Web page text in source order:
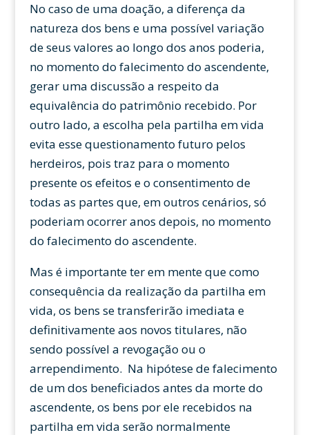
No caso de uma doação, a diferença da
natureza dos bens e uma possível variação
de seus valores ao longo dos anos poderia,
no momento do falecimento do ascendente,
gerar uma discussão a respeito da
equivalência do patrimônio recebido. Por
outro lado, a escolha pela partilha em vida
evita esse questionamento futuro pelos
herdeiros, pois traz para o momento
presente os efeitos e o consentimento de
todas as partes que, em outros cenários, só
poderiam ocorrer anos depois, no momento
do falecimento do ascendente.
Mas é importante ter em mente que como
consequência da realização da partilha em
vida, os bens se transferirão imediata e
definitivamente aos novos titulares, não
sendo possível a revogação ou o
arrependimento. Na hipótese de falecimento
de um dos beneficiados antes da morte do
ascendente, os bens por ele recebidos na
partilha em vida serão normalmente